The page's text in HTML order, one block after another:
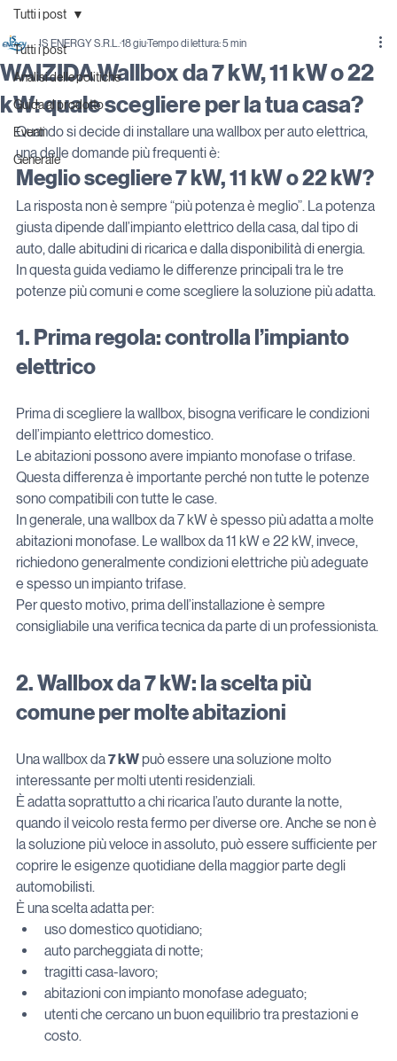
Tutti i post
Analisi delle politiche
Guida al prodotto
Eventi
Generale
Tutti i post
WAIZIDA Wallbox da 7 kW, 11 kW o 22
kW: quale scegliere per la tua casa?
IS ENERGY S.R.L.18 giuTempo di lettura: 5 min
Quando si decide di installare una wallbox per auto elettrica,
una delle domande più frequenti è:
Meglio scegliere 7 kW, 11 kW o 22 kW?
La risposta non è sempre “più potenza è meglio”. La potenza
giusta dipende dall’impianto elettrico della casa, dal tipo di
auto, dalle abitudini di ricarica e dalla disponibilità di energia.
In questa guida vediamo le differenze principali tra le tre
potenze più comuni e come scegliere la soluzione più adatta.
1. Prima regola: controlla l’impianto
elettrico
Prima di scegliere la wallbox, bisogna verificare le condizioni
dell’impianto elettrico domestico.
Le abitazioni possono avere impianto monofase o trifase.
Questa differenza è importante perché non tutte le potenze
sono compatibili con tutte le case.
In generale, una wallbox da 7 kW è spesso più adatta a molte
abitazioni monofase. Le wallbox da 11 kW e 22 kW, invece,
richiedono generalmente condizioni elettriche più adeguate
e spesso un impianto trifase.
Per questo motivo, prima dell’installazione è sempre
consigliabile una verifica tecnica da parte di un professionista.
2. Wallbox da 7 kW: la scelta più
comune per molte abitazioni
Una wallbox da 7 kW può essere una soluzione molto
interessante per molti utenti residenziali.
È adatta soprattutto a chi ricarica l’auto durante la notte,
quando il veicolo resta fermo per diverse ore. Anche se non è
la soluzione più veloce in assoluto, può essere sufficiente per
coprire le esigenze quotidiane della maggior parte degli
automobilisti.
È una scelta adatta per:
uso domestico quotidiano;
auto parcheggiata di notte;
tragitti casa-lavoro;
abitazioni con impianto monofase adeguato;
utenti che cercano un buon equilibrio tra prestazioni e
costo.